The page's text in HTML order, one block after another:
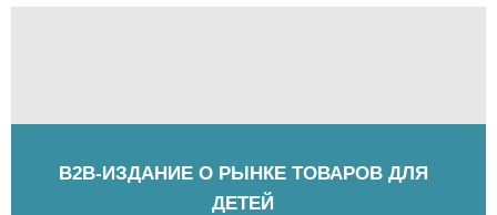
B2B-ИЗДАНИЕ О РЫНКЕ ТОВАРОВ ДЛЯ
ДЕТЕЙ